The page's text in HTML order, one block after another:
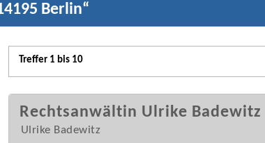
Berlin“
Treffer 1 bis 10
Rechtsanwältin Ulrike Badewitz
Ulrike Badewitz